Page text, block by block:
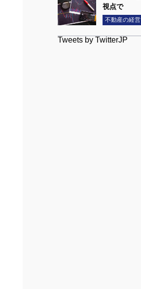
視点で
不動産の経営
Tweets by TwitterJP